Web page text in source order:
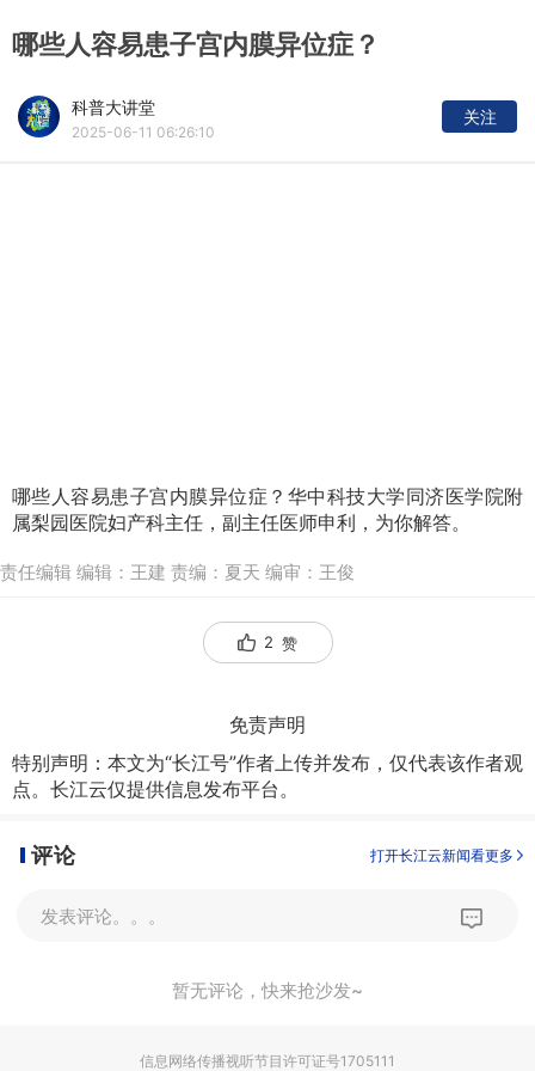
哪些人容易患子宫内膜异位症？
科普大讲堂
2025-06-11 06:26:10
关注
哪些人容易患子宫内膜异位症？华中科技大学同济医学院附
属梨园医院妇产科主任，副主任医师申利，为你解答。
责任编辑 编辑：王建 责编：夏天 编审：王俊
2 赞
免责声明
特别声明：本文为“长江号”作者上传并发布，仅代表该作者观
点。长江云仅提供信息发布平台。
评论 打开长江云新闻看更多
发表评论。。。
暂无评论，快来抢沙发~
信息网络传播视听节目许可证号1705111